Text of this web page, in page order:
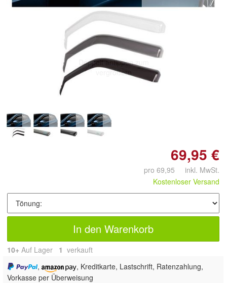
Doppelt antippen zum
vergrößern
69,95 €
pro 69,95 inkl. MwSt.
Kostenloser Versand
In den Warenkorb
10+ Auf Lager 1 verkauft
,
, Kreditkarte, Lastschrift, Ratenzahlung,
Vorkasse per Überweisung